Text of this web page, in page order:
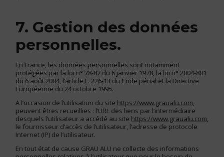
7. Gestion des données
personnelles.
En France, les données personnelles sont notamment
protégées par la loi n° 78-87 du 6 janvier 1978, la loi n° 2004-801
du 6 août 2004, l’article L. 226-13 du Code pénal et la Directive
Européenne du 24 octobre 1995.
A l’occasion de l’utilisation du site https://www.graualu.com,
peuvent êtres recueillies : l’URL des liens par l’intermédiaire
desquels l’utilisateur a accédé au site https://www.graualu.com,
le fournisseur d’accès de l’utilisateur, l’adresse de protocole
Internet (IP) de l’utilisateur.
En tout état de cause GRAU ALU ne collecte des informations